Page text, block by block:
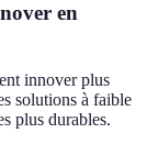
en
innover plus
solutions à faible
plus durables.